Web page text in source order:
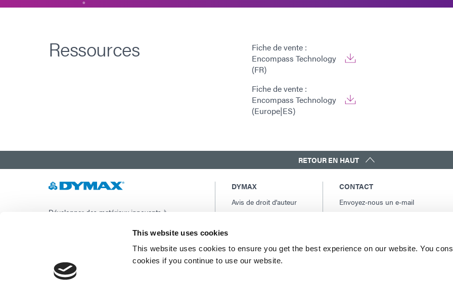
This website uses cookies
This website uses cookies to ensure you get the best experience on our website. You
cookies if you continue to use our website.
Ressources
Fiche de vente :
Encompass Technology
(FR)
Fiche de vente :
Encompass Technology
(Europe|ES)
RETOUR EN HAUT
Développer des matériaux innovants à
des équipements de dosage et des systèmes de
améliorer considérablement l'efficacité de la
fabrication.
DYMAX
Avis de droit d'auteur
d'achat
Conditions générales
CONTACT
Envoyez-nous un e-mail